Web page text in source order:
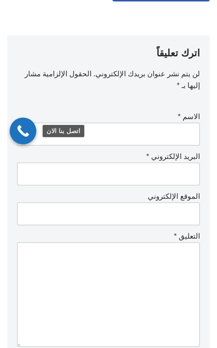
اترك تعليقاً
لن يتم نشر عنوان بريدك الإلكتروني. الحقول الإلزامية مشار
إليها بـ *
الاسم *
البريد الإلكتروني *
الموقع الإلكتروني
التعليق *
اتصل بنا الان